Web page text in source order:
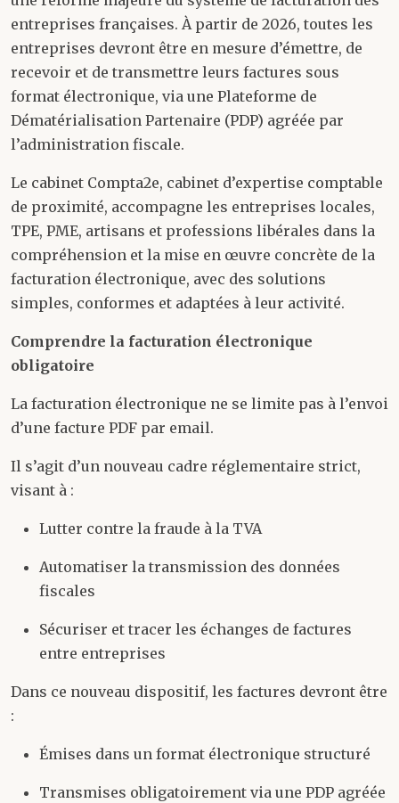
entreprises françaises. À partir de 2026, toutes les
entreprises devront être en mesure d’émettre, de
recevoir et de transmettre leurs factures sous
format électronique, via une Plateforme de
Dématérialisation Partenaire (PDP) agréée par
l’administration fiscale.
Le cabinet Compta2e, cabinet d’expertise comptable
de proximité, accompagne les entreprises locales,
TPE, PME, artisans et professions libérales dans la
compréhension et la mise en œuvre concrète de la
facturation électronique, avec des solutions
simples, conformes et adaptées à leur activité.
Comprendre la facturation électronique
obligatoire
La facturation électronique ne se limite pas à l’envoi
d’une facture PDF par email.
Il s’agit d’un nouveau cadre réglementaire strict,
visant à :
Lutter contre la fraude à la TVA
Automatiser la transmission des données
fiscales
Sécuriser et tracer les échanges de factures
entre entreprises
Dans ce nouveau dispositif, les factures devront être
:
Émises dans un format électronique structuré
Transmises obligatoirement via une PDP agréée